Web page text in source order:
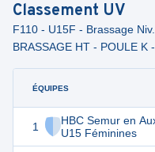
Classement UV
F110 - U15F - Brassage
BRASSAGE HT - POULE K
ÉQUIPES
1
HBC Semur en
U15 Féminines
0